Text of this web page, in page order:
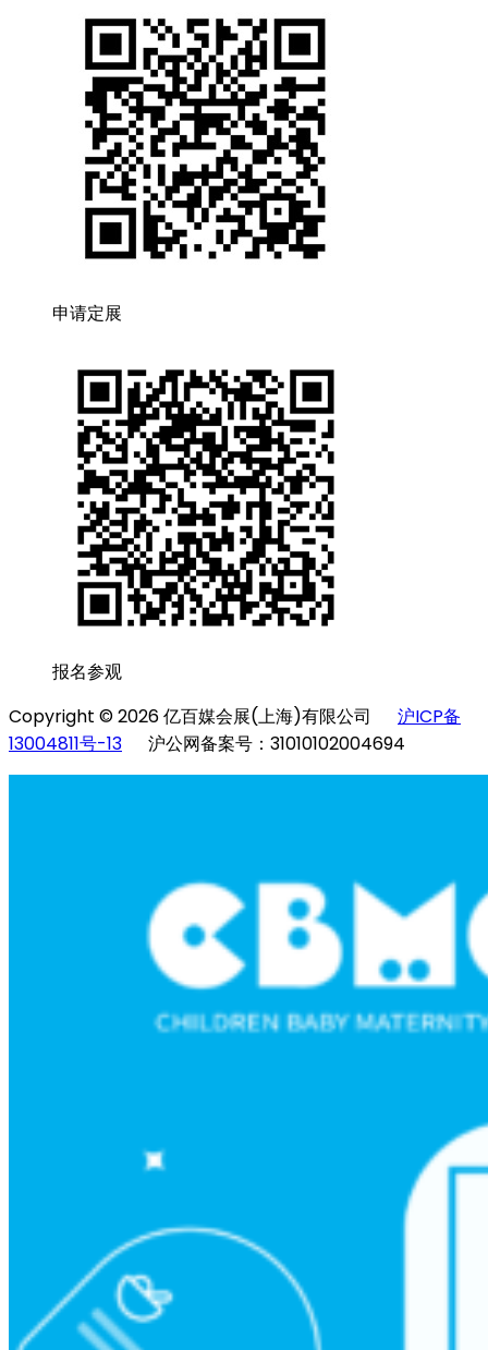
申请定展
报名参观
Copyright © 2026 亿百媒会展(上海)有限公司 沪ICP备
13004811号-13 沪公网备案号：31010102004694